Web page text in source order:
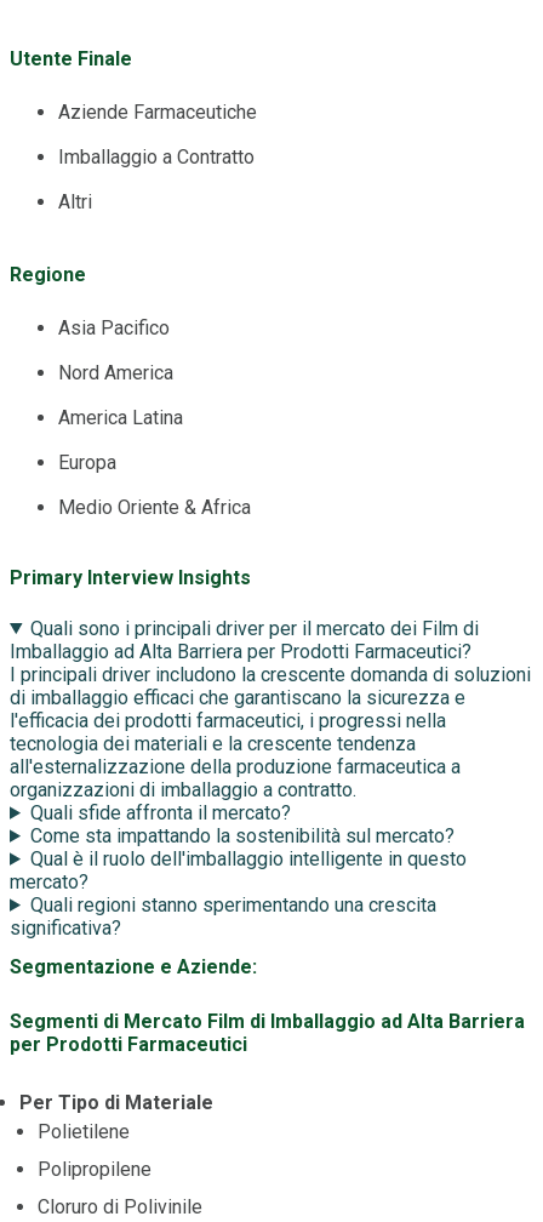
Utente Finale
Aziende Farmaceutiche
Imballaggio a Contratto
Altri
Regione
Asia Pacifico
Nord America
America Latina
Europa
Medio Oriente & Africa
Primary Interview Insights
Quali sono i principali driver per il mercato dei Film di
Imballaggio ad Alta Barriera per Prodotti Farmaceutici?
I principali driver includono la crescente domanda di soluzioni
di imballaggio efficaci che garantiscano la sicurezza e
l'efficacia dei prodotti farmaceutici, i progressi nella
tecnologia dei materiali e la crescente tendenza
all'esternalizzazione della produzione farmaceutica a
organizzazioni di imballaggio a contratto.
Quali sfide affronta il mercato?
Come sta impattando la sostenibilità sul mercato?
Qual è il ruolo dell'imballaggio intelligente in questo
mercato?
Quali regioni stanno sperimentando una crescita
significativa?
Segmentazione e Aziende:
Segmenti di Mercato Film di Imballaggio ad Alta Barriera
per Prodotti Farmaceutici
Per Tipo di Materiale
Polietilene
Polipropilene
Cloruro di Polivinile